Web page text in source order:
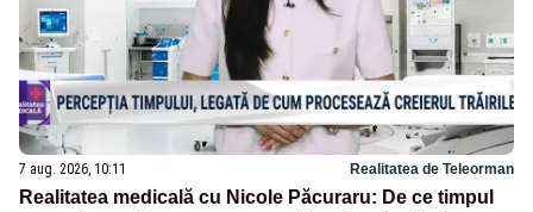
7 aug. 2026, 10:11 Realitatea de Teleorman
Realitatea medicală cu Nicole Păcuraru: De ce timpul